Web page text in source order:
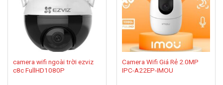
camera wifi ngoài trời ezviz
c8c FullHD1080P
Camera Wifi Giá Rẻ 2.0MP
IPC-A22EP-IMOU